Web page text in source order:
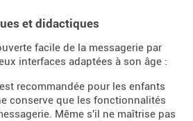
et didactiques
facile de la messagerie par
interfaces adaptées à son âge :
est recommandée pour les enfants
conserve que les fonctionnalités
Même s'il ne maîtrise pas